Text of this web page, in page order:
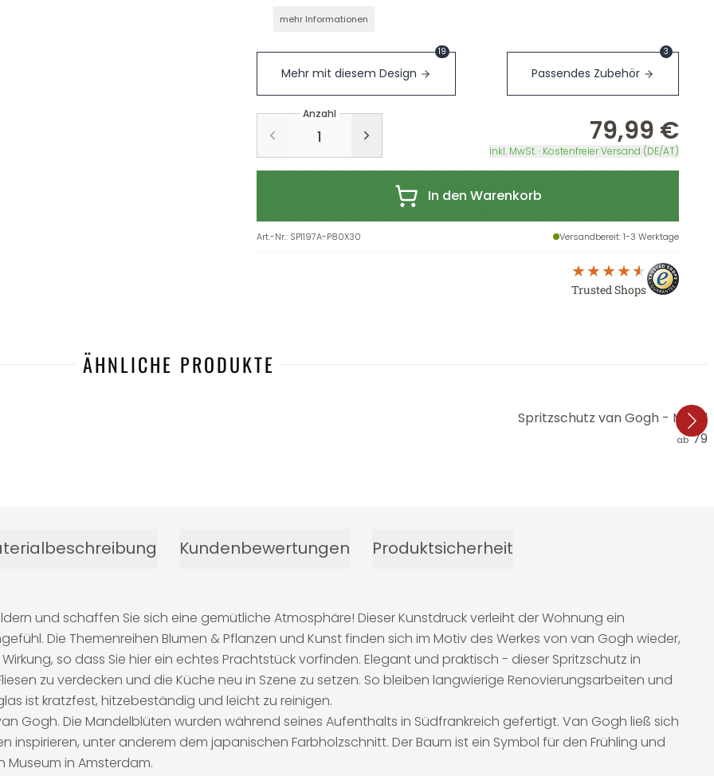
mehr Informationen
Mehr mit diesem Design
19
Passendes Zubehör
3
Anzahl
79,99 €
inkl. MwSt. · Kostenfreier Versand (DE/AT)
In den Warenkorb
Art.-Nr.: SP1197A-P80X30 Versandbereit: 1-3 Werktage
Trusted Shops
ÄHNLICHE PRODUKTE
Spritzschutz van Gogh -
ab
Kundenbewertungen Produktsicherheit
und schaffen Sie sich eine gemütliche Atmosphäre! Dieser Kunstdruck verleiht der Wohnung ein
Die Themenreihen Blumen & Pflanzen und Kunst finden sich im Motiv des Werkes von van Gogh wieder,
so dass Sie hier ein echtes Prachtstück vorfinden. Elegant und praktisch - dieser Spritzschutz in
zu verdecken und die Küche neu in Szene zu setzen. So bleiben langwierige Renovierungsarbeiten und
ist kratzfest, hitzebeständig und leicht zu reinigen.
Gogh. Die Mandelblüten wurden während seines Aufenthalts in Südfrankreich gefertigt. Van Gogh ließ sich
unter anderem dem japanischen Farbholzschnitt. Der Baum ist ein Symbol für den Frühling und
in Amsterdam.